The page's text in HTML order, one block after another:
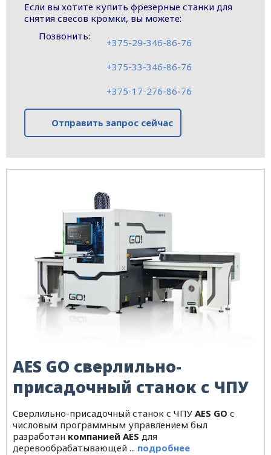
Если вы хотите купить фрезерные станки для
снятия свесов кромки, вы можете:
Позвонить:
+375-29-346-86-76
+375-33-346-86-76
+375-17-276-86-76
Отправить запрос сейчас
AES GO сверлильно-
присадочный станок с ЧПУ
Cверлильно-присадочный станок с ЧПУ AES GO с
числовым программным управлением был
разработан компанией AES для
деревообрабатывающей ... подробнее